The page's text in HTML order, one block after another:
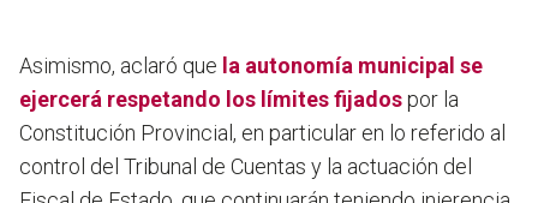
Asimismo, aclaró que la autonomía municipal se
ejercerá respetando los límites fijadospor la
Constitución Provincial, en particular en lo referido al
control del Tribunal de Cuentas y la actuación del